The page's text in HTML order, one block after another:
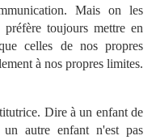
Mais on les
toujours mettre en
celles de nos propres
à nos propres limites.
Dire à un enfant de
autre enfant n'est pas